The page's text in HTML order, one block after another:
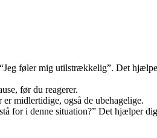
føler mig utilstrækkelig”. Det
før du reagerer.
midlertidige, også de ubehagelige.
for i denne situation?” Det hjælper